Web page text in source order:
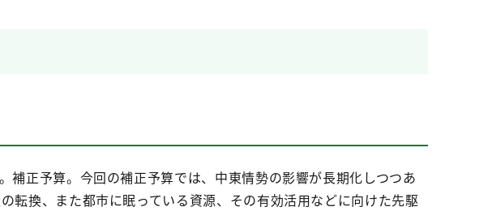
補正予算。今回の補正予算では、中東情勢の影響が長期化しつつあ
転換、また都市に眠っている資源、その有効活用などに向けた先駆